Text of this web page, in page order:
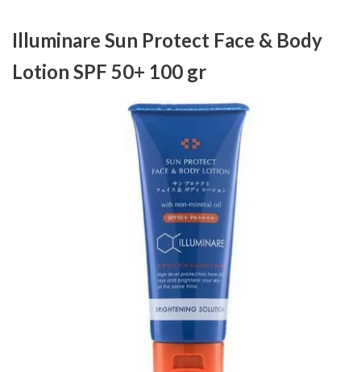
Illuminare Sun Protect Face & Body
Lotion SPF 50+ 100 gr